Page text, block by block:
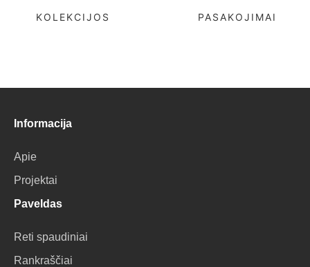
KOLEKCIJOS PASAKOJIMAI
Informacija
Apie
Projektai
Paveldas
Reti spaudiniai
Rankraščiai